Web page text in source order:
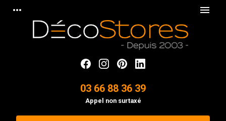
more_horiz menu
03 66 88 36 39
Appel non surtaxé